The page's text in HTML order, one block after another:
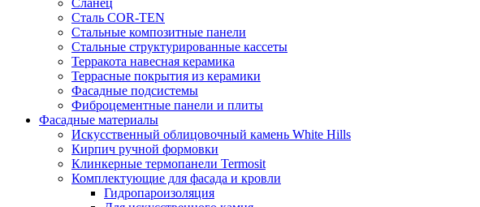
Сланец
Сталь COR-TEN
Стальные композитные панели
Стальные структурированные кассеты
Терракота навесная керамика
Террасные покрытия из керамики
Фасадные подсистемы
Фиброцементные панели и плиты
Фасадные материалы
Искусственный облицовочный камень White Hills
Кирпич ручной формовки
Клинкерные термопанели Termosit
Комплектующие для фасада и кровли
Гидропароизоляция